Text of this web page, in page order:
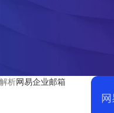
析网易企业邮箱